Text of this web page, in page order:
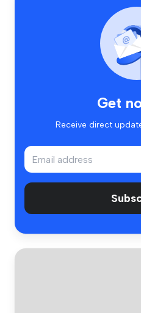
Get
Receive direct